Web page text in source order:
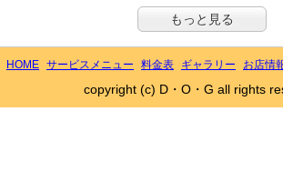
もっと見る
HOME サービスメニュー 料金表 ギャラリー お店情
copyright (c) D・O・G all rights